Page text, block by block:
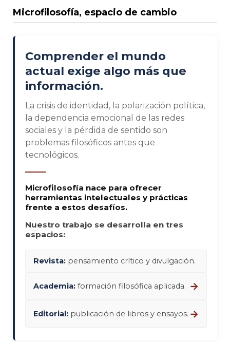
Microfilosofía, espacio de cambio
Comprender el mundo
actual exige algo más que
información.
La crisis de identidad, la polarización política,
la dependencia emocional de las redes
sociales y la pérdida de sentido son
problemas filosóficos antes que
tecnológicos.
Microfilosofía nace para ofrecer
herramientas intelectuales y prácticas
frente a estos desafíos.
Nuestro trabajo se desarrolla en tres
espacios:
Revista: pensamiento crítico y divulgación.
Academia: formación filosófica aplicada. →
Editorial: publicación de libros y ensayos. →